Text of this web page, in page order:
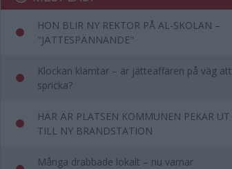
HON BLIR NY REKTOR PÅ AL-SKOLAN –
"JÄTTESPÄNNANDE"
Klockan klämtar – är jätteaffären på väg att
spricka?
HÄR ÄR PLATSEN KOMMUNEN PEKAR UT
TILL NY BRANDSTATION
Många drabbade lokalt – nu varnar